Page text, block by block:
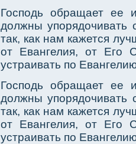
Господь обращает
должны упорядочивать
так, как нам кажется
от Евангелия, от Его
устраивать по
Господь обращает
должны упорядочивать
так, как нам кажется
от Евангелия, от Его
устраивать по